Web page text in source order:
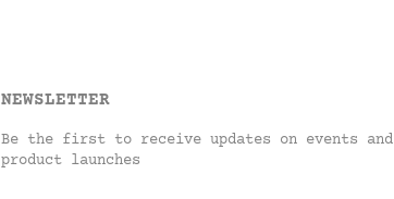
NEWSLETTER
Be the first to receive updates on events and
product launches